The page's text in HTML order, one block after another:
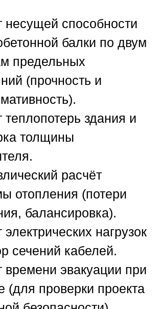
несущей способности
балки по двум
предельных
(прочность и
теплопотерь здания и
толщины
расчёт
отопления (потери
балансировка).
электрических нагрузок
сечений кабелей.
времени эвакуации при
(для проверки проекта